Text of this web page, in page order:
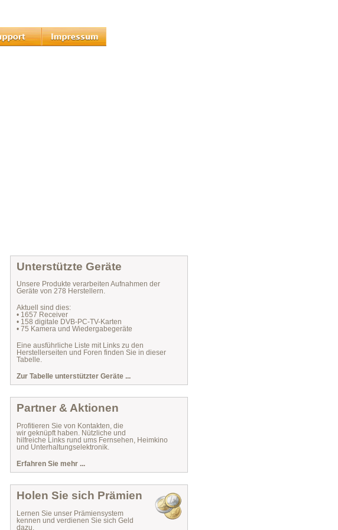
Unterstützte Geräte
Unsere Produkte verarbeiten Aufnahmen der
Geräte von 278 Herstellern.
Aktuell sind dies:
• 1657 Receiver
• 158 digitale DVB-PC-TV-Karten
• 75 Kamera und Wiedergabegeräte
Eine ausführliche Liste mit Links zu den
Herstellerseiten und Foren finden Sie in dieser
Tabelle.
Zur Tabelle unterstützter Geräte ...
Partner & Aktionen
Profitieren Sie von Kontakten, die
wir geknüpft haben. Nützliche und
hilfreiche Links rund ums Fernsehen, Heimkino
und Unterhaltungselektronik.
Erfahren Sie mehr ...
Holen Sie sich Prämien
Lernen Sie unser Prämiensystem
kennen und verdienen Sie sich Geld
dazu.